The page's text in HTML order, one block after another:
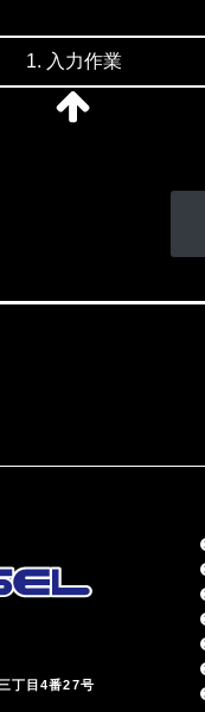
1. 入力作業
丁目4番27号